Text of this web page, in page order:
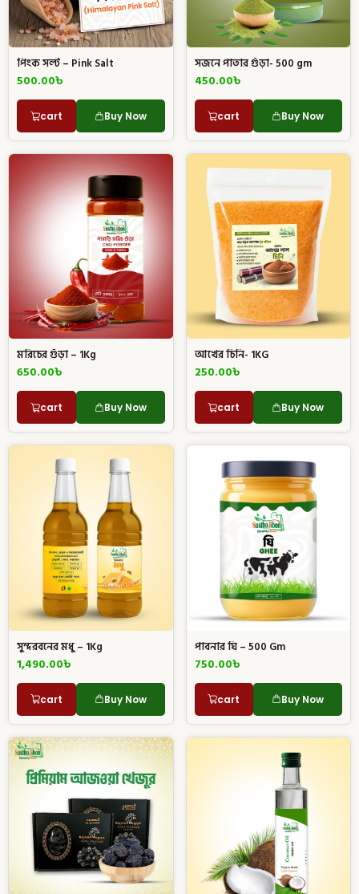
পিংক সল্ট – Pink Salt
500.00৳
cart Buy Now
সজনে পাতার গুঁড়া- 500 gm
450.00৳
cart Buy Now
মরিচের গুঁড়া – 1Kg
650.00৳
cart Buy Now
আখের চিনি- 1KG
250.00৳
cart Buy Now
সুন্দরবনের মধু – 1Kg
1,490.00৳
cart Buy Now
পাবনার ঘি – 500 Gm
750.00৳
cart Buy Now